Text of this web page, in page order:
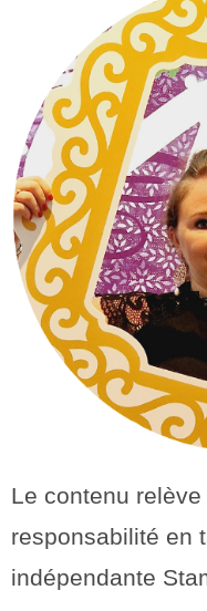
Le contenu
responsabilité en
indépendante